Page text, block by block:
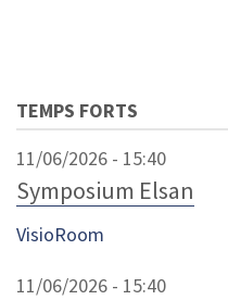
TEMPS FORTS
11/06/2026 - 15:40
Symposium Elsan
VisioRoom
11/06/2026 - 15:40